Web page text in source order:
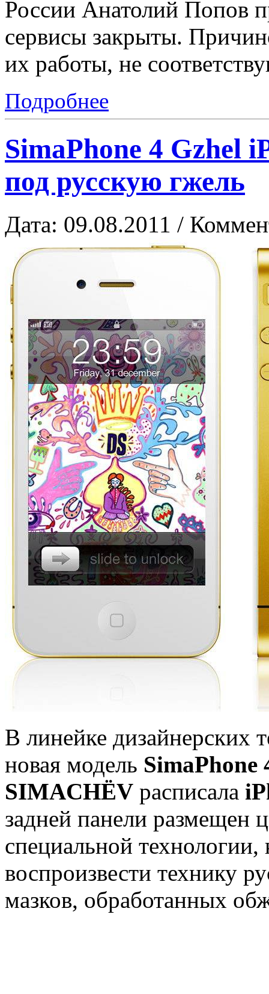
России Анатолий Попов
сервисы закрыты.
их работы, не
Подробнее
SimaPhone 4 Gzhel
под русскую гжель
Дата: 09.08.2011 /
В линейке дизайнерских
новая модель SimaPhone
SIMACHЁV расписала
задней панели размещен
специальной технологии,
воспроизвести технику
мазков, обработанных